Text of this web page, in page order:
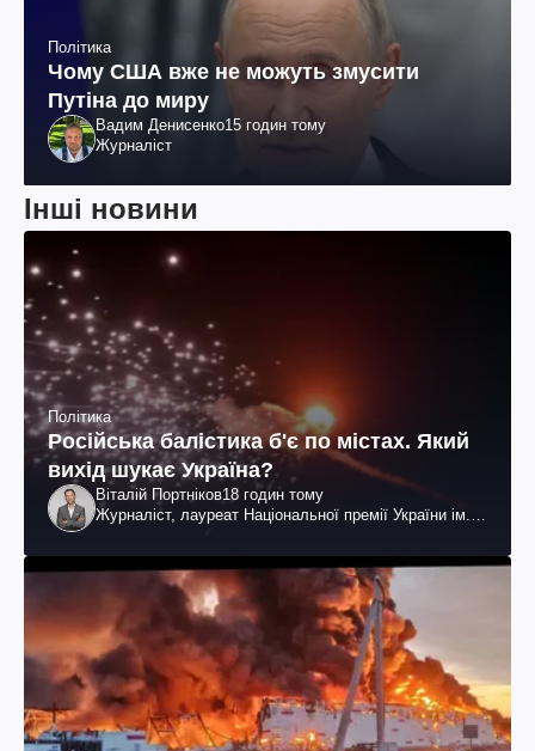
Політика
Чому США вже не можуть змусити
Путіна до миру
Вадим Денисенко15 годин тому
Журналіст
Інші новини
Політика
Російська балістика б'є по містах. Який
вихід шукає Україна?
Віталій Портніков18 годин тому
Журналіст, лауреат Національної премії України ім.